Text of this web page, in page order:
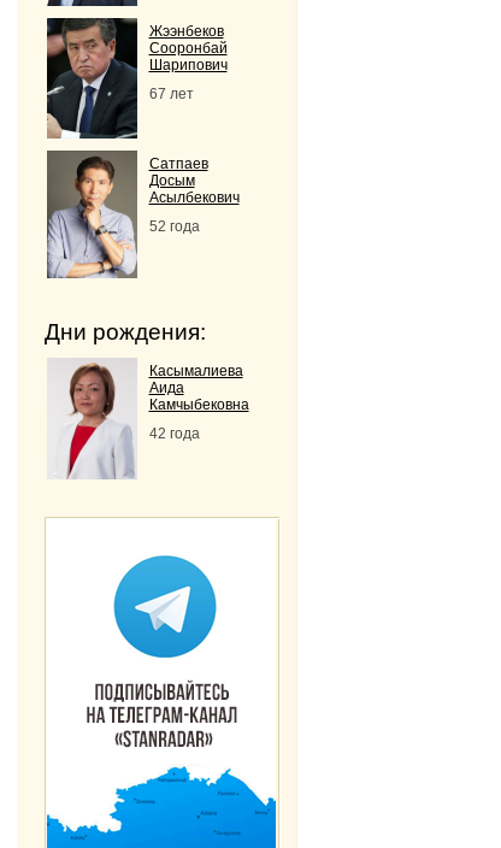
Жээнбеков
Сооронбай
Шарипович
67 лет
Сатпаев
Досым
Асылбекович
52 года
Дни рождения:
Касымалиева
Аида
Камчыбековна
42 года